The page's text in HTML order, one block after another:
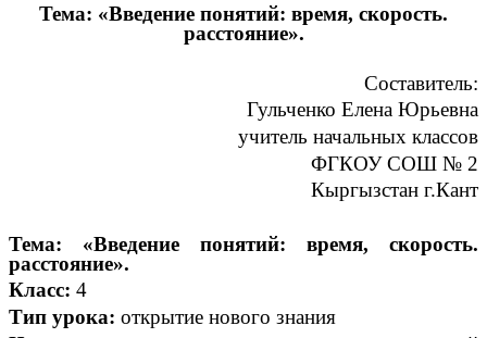
Тема: «Введение понятий: время, скорость.
расстояние».
Составитель:
Гульченко Елена Юрьевна
учитель начальных классов
ФГКОУ СОШ № 2
Кыргызстан г.Кант
Тема: «Введение понятий: время, скорость.
расстояние».
Класс: 4
Тип урока: открытие нового знания